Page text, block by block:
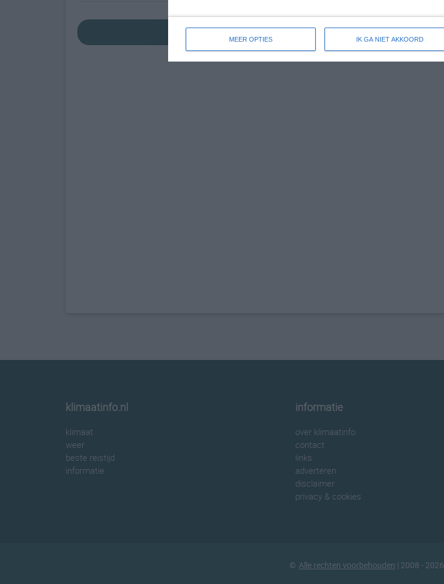
MEER OPTIES IK GA NIET AKKOORD
bekijk de uitgebreide weersverwachting voor Campion
klimaatinfo.nl
klimaat
weer
beste reistijd
informatie
informatie
over klimaatinfo
contact
links
adverteren
disclaimer
privacy & cookies
© Alle rechten voorbehouden | 2008 - 2026